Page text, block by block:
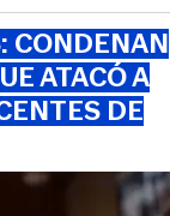
CONDENAN
ATACÓ A
DE